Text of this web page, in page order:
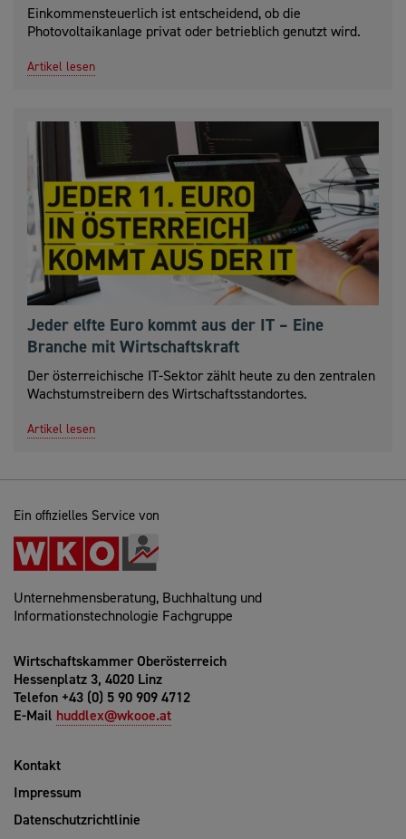
Einkommensteuerlich ist entscheidend, ob die
Photovoltaikanlage privat oder betrieblich genutzt wird.
Artikel lesen
Jeder elfte Euro kommt aus der IT – Eine
Branche mit Wirtschaftskraft
Der österreichische IT-Sektor zählt heute zu den zentralen
Wachstumstreibern des Wirtschaftsstandortes.
Artikel lesen
Ein offizielles Service von
Unternehmensberatung, Buchhaltung und
Informationstechnologie Fachgruppe
Wirtschaftskammer Oberösterreich
Hessenplatz 3, 4020 Linz
Telefon +43 (0) 5 90 909 4712
E-Mail huddlex@wkooe.at
Kontakt
Impressum
Datenschutzrichtlinie